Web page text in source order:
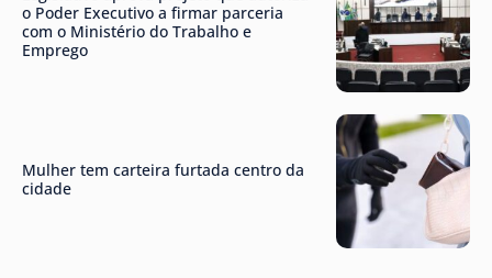
o Poder Executivo a firmar parceria
com o Ministério do Trabalho e
Emprego
Mulher tem carteira furtada centro da
cidade